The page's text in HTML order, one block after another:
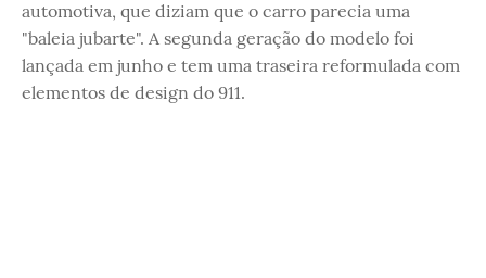
automotiva, que diziam que o carro parecia uma
"baleia jubarte". A segunda geração do modelo foi
lançada em junho e tem uma traseira reformulada com
elementos de design do 911.